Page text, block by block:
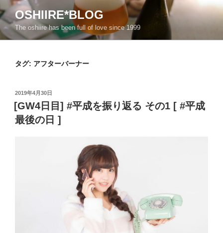
ン
テ
ン
OSHIIRE*BLOG
The oshiire has been full of love since 1999
タグ: アフターバーナー
投
稿
日:
2019年4月30日
[GW4日目] #平成を振り返る その1 [ #平成
最後の日 ]